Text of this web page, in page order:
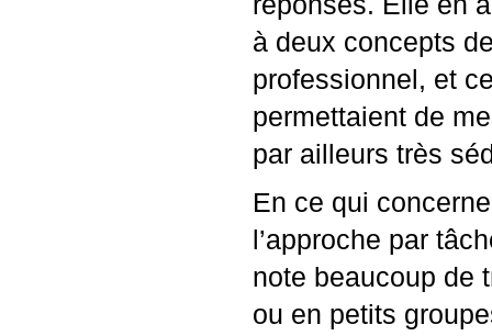
à deux concepts
professionnel, et
permettaient de
par ailleurs très
En ce qui
l’approche par
note beaucoup de
ou en petits